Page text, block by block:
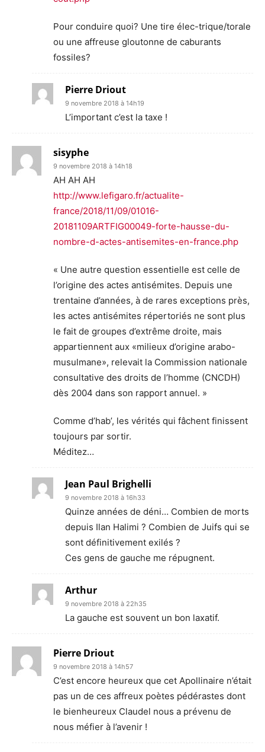
Pour conduire quoi? Une tire élec-trique/torale
ou une affreuse gloutonne de caburants
fossiles?
Pierre Driout
9 novembre 2018 à 14h19
L’important c’est la taxe !
sisyphe
9 novembre 2018 à 14h18
AH AH AH
http://www.lefigaro.fr/actualite-
france/2018/11/09/01016-
20181109ARTFIG00049-forte-hausse-du-
nombre-d-actes-antisemites-en-france.php
« Une autre question essentielle est celle de
l’origine des actes antisémites. Depuis une
trentaine d’années, à de rares exceptions près,
les actes antisémites répertoriés ne sont plus
le fait de groupes d’extrême droite, mais
appartiennent aux «milieux d’origine arabo-
musulmane», relevait la Commission nationale
consultative des droits de l’homme (CNCDH)
dès 2004 dans son rapport annuel. »
Comme d’hab’, les vérités qui fâchent finissent
toujours par sortir.
Méditez…
Jean Paul Brighelli
9 novembre 2018 à 16h33
Quinze années de déni… Combien de morts
depuis Ilan Halimi ? Combien de Juifs qui se
sont définitivement exilés ?
Ces gens de gauche me répugnent.
Arthur
9 novembre 2018 à 22h35
La gauche est souvent un bon laxatif.
Pierre Driout
9 novembre 2018 à 14h57
C’est encore heureux que cet Apollinaire n’était
pas un de ces affreux poètes pédérastes dont
le bienheureux Claudel nous a prévenu de
nous méfier à l’avenir !